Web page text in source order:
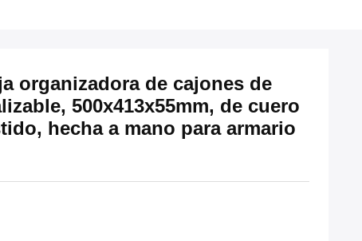
organizadora de cajones de
500x413x55mm, de cuero
hecha a mano para armario